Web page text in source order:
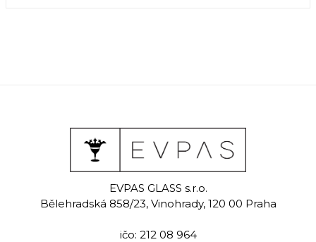
EVPAS GLASS s.r.o.
Bělehradská 858/23, Vinohrady, 120 00 Praha
ičo: 212 08 964